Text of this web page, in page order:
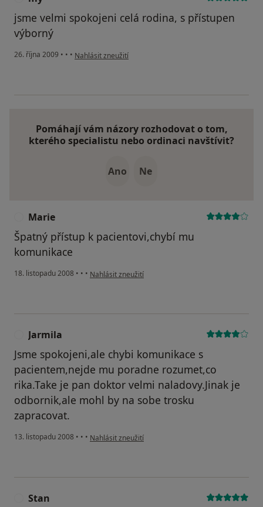
jsme velmi spokojeni celá rodina, s přístupen
výborný
26. října 2009 • • • podle názoru uživatele my
Nahlásit zneužití
Pomáhají vám názory rozhodovat o tom,
kterého specialistu nebo ordinaci navštívit?
Ano Ne
Marie
Špatný přístup k pacientovi,chybí mu
komunikace
18. listopadu 2008 • • • podle názoru uživatele Marie
Nahlásit zneužití
Jarmila
Jsme spokojeni,ale chybi komunikace s
pacientem,nejde mu poradne rozumet,co
rika.Take je pan doktor velmi naladovy.Jinak je
odbornik,ale mohl by na sobe trosku
zapracovat.
13. listopadu 2008 • • • podle názoru uživatele Jarmila
Nahlásit zneužití
Stan